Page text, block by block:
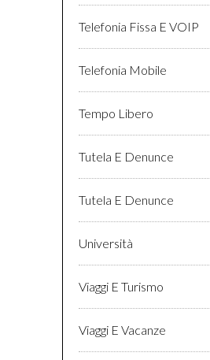
Telefonia Fissa E VOIP
Telefonia Mobile
Tempo Libero
Tutela E Denunce
Tutela E Denunce
Università
Viaggi E Turismo
Viaggi E Vacanze